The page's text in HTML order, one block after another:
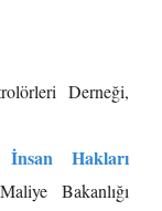
Derneği,
Hakları
Bakanlığı